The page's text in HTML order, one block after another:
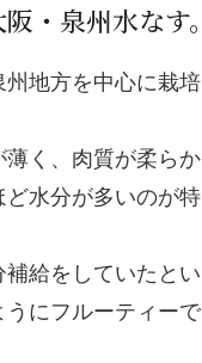
・泉州水なす。
地方を中心に栽培
く、肉質が柔らか
ど水分が多いのが特
給をしていたとい
にフルーティーで